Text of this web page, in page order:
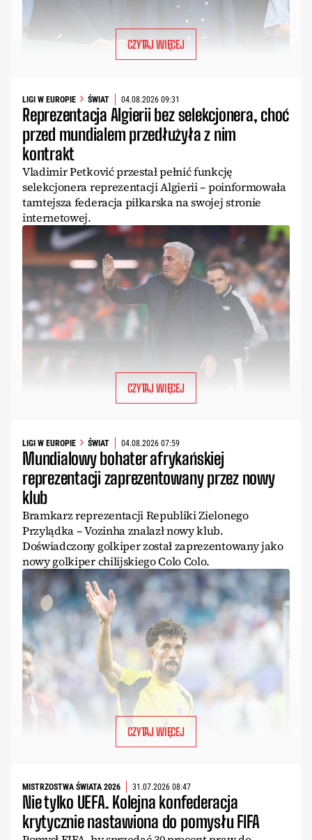
CZYTAJ WIĘCEJ
LIGI W EUROPIE ŚWIAT 04.08.2026 09:31
Reprezentacja Algierii bez selekcjonera, choć
przed mundialem przedłużyła z nim
kontrakt
Vladimir Petković przestał pełnić funkcję
selekcjonera reprezentacji Algierii – poinformowała
tamtejsza federacja piłkarska na swojej stronie
internetowej.
CZYTAJ WIĘCEJ
LIGI W EUROPIE ŚWIAT 04.08.2026 07:59
Mundialowy bohater afrykańskiej
reprezentacji zaprezentowany przez nowy
klub
Bramkarz reprezentacji Republiki Zielonego
Przylądka – Vozinha znalazł nowy klub.
Doświadczony golkiper został zaprezentowany jako
nowy golkiper chilijskiego Colo Colo.
CZYTAJ WIĘCEJ
MISTRZOSTWA ŚWIATA 2026 31.07.2026 08:47
Nie tylko UEFA. Kolejna konfederacja
krytycznie nastawiona do pomysłu FIFA